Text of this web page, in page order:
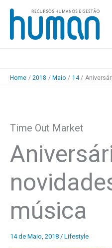
Skip
content
Home 2018 Maio 14
Time Out Market
música
14 de Maio, 2018 / Lifestyle